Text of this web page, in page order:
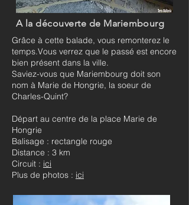
A la découverte de Mariembourg
Grâce à cette balade, vous remonterez le
temps.Vous verrez que le passé est encore
bien présent dans la ville.
Saviez-vous que Mariembourg doit son
nom à Marie de Hongrie, la soeur de
Charles-Quint?
Départ au centre de la place Marie de
Hongrie
Balisage : rectangle rouge
Distance : 3 km
Circuit : ici
Plus de photos : ici